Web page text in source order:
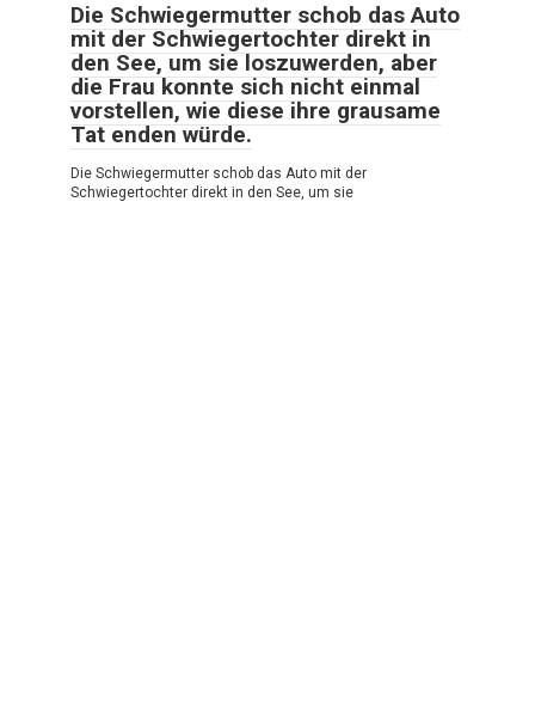
Die Schwiegermutter schob das Auto
mit der Schwiegertochter direkt in
den See, um sie loszuwerden, aber
die Frau konnte sich nicht einmal
vorstellen, wie diese ihre grausame
Tat enden würde.
Die Schwiegermutter schob das Auto mit der
Schwiegertochter direkt in den See, um sie